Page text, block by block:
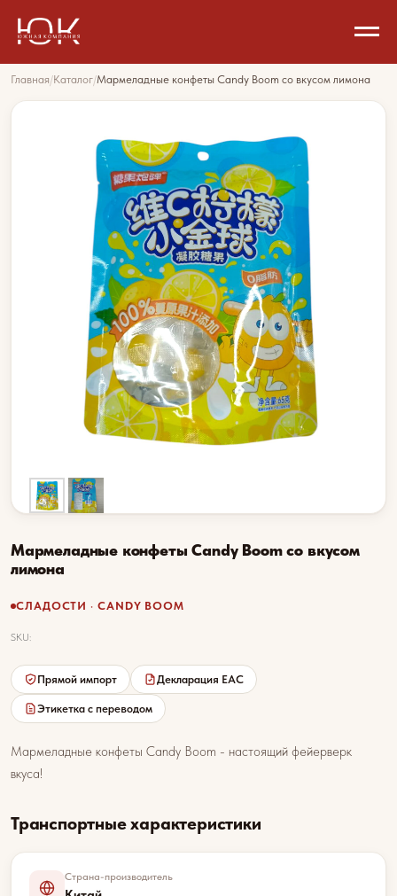
Главная/Каталог/Мармеладные конфеты Candy Boom со вкусом лимона
Мармеладные конфеты Candy Boom со вкусом
лимона
СЛАДОСТИ · CANDY BOOM
SKU:
Прямой импорт Декларация EAC
Этикетка с переводом
Мармеладные конфеты Candy Boom - настоящий фейерверк
вкуса!
Транспортные характеристики
Страна-производитель